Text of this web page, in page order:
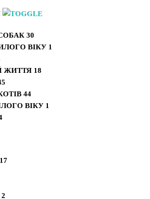
30
ВІКУ 1
ЖИТТЯ 18
44
ВІКУ 1
17
2